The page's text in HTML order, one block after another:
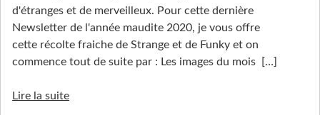
d'étranges et de merveilleux. Pour cette dernière
Newsletter de l'année maudite 2020, je vous offre
cette récolte fraiche de Strange et de Funky et on
commence tout de suite par : Les images du mois
[…]
Lire la suite